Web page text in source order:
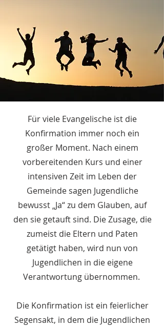
Für viele Evangelische ist die
Konfirmation immer noch ein
großer Moment. Nach einem
vorbereitenden Kurs und einer
intensiven Zeit im Leben der
Gemeinde sagen Jugendliche
bewusst „Ja“ zu dem Glauben, auf
den sie getauft sind. Die Zusage, die
zumeist die Eltern und Paten
getätigt haben, wird nun von
Jugendlichen in die eigene
Verantwortung übernommen.
Die Konfirmation ist ein feierlicher
Segensakt, in dem die Jugendlichen